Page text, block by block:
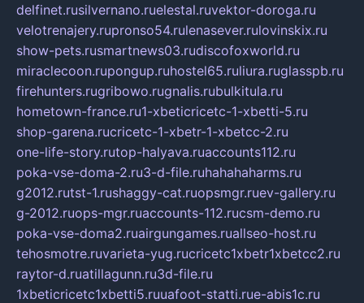
delfinet.rusilvernano.ruelestal.ruvektor-doroga.ru
velotrenajery.rupronso54.rulenasever.rulovinskix.ru
show-pets.rusmartnews03.rudiscofoxworld.ru
miraclecoon.rupongup.ruhostel65.ruliura.ruglasspb.ru
firehunters.rugribowo.rugnalis.rubulkitula.ru
hometown-france.ru1-xbeticricetc-1-xbetti-5.ru
shop-garena.rucricetc-1-xbetr-1-xbetcc-2.ru
one-life-story.rutop-halyava.ruaccounts112.ru
poka-vse-doma-2.ru3-d-file.ruhahahaharms.ru
g2012.rutst-1.rushaggy-cat.ruopsmgr.ruev-gallery.ru
g-2012.ruops-mgr.ruaccounts-112.rucsm-demo.ru
poka-vse-doma2.ruairgungames.ruallseo-host.ru
tehosmotre.ruvarieta-yug.rucricetc1xbetr1xbetcc2.ru
raytor-d.ruatillagunn.ru3d-file.ru
1xbeticricetc1xbetti5.ruuafoot-statti.rue-abis1c.ru